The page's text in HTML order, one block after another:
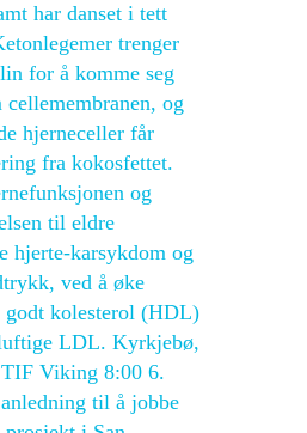
har danset i tett
trenger
for å komme seg
cellemembranen, og
hjerneceller får
fra kokosfettet.
og
til eldre
hjerte-karsykdom og
ved å øke
godt kolesterol (HDL)
LDL. Kyrkjebø,
Viking 8:00 6.
til å jobbe